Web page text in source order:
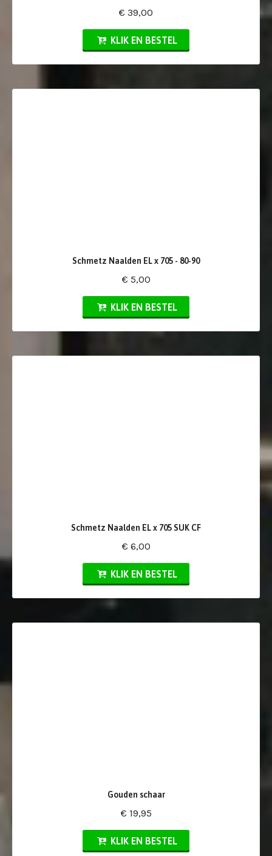
€ 39,00
KLIK EN BESTEL
Schmetz Naalden EL x 705 - 80-90
€ 5,00
KLIK EN BESTEL
Schmetz Naalden EL x 705 SUK CF
€ 6,00
KLIK EN BESTEL
Gouden schaar
€ 19,95
KLIK EN BESTEL